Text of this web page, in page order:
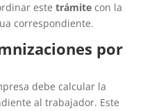
este trámitecon la
correspondiente.
por
debe calcular la
al trabajador. Este